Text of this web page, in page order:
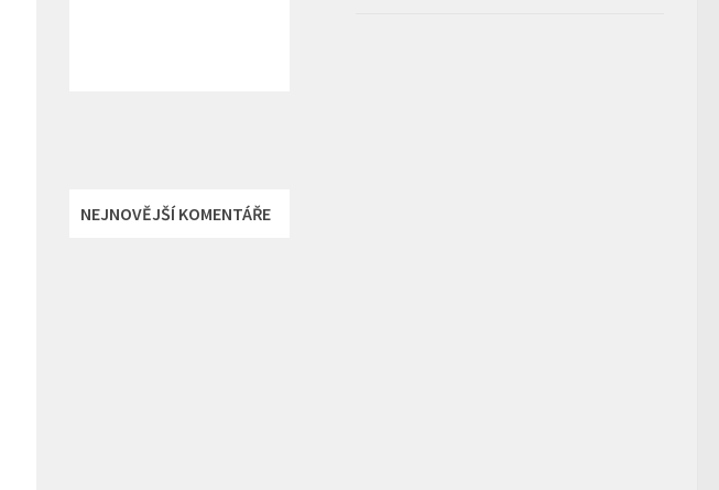
NEJNOVĚJŠÍ KOMENTÁŘE